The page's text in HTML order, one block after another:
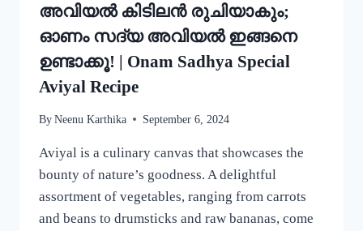
അവിയൽ കിടിലൻ രുചിയാകും;
ഓണം സദ്യ അവിയൽ ഇങ്ങനെ
ഉണ്ടാക്കൂ! | Onam Sadhya Special
Aviyal Recipe
By Neenu Karthika September 6, 2024
Aviyal is a culinary canvas that showcases the
bounty of nature’s goodness. A delightful
assortment of vegetables, ranging from carrots
and beans to drumsticks and raw bananas, come